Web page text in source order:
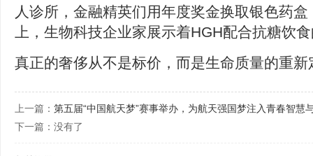
人诊所，金融精英们用年度奖金换取银色药
上，生物科技企业家展示着HGH配合抗糖饮
真正的奢侈从不是标价，而是生命质量的重新
上一篇： 第五届“中国航天梦”赛事举办，为航天强国梦注入青春智慧
下一篇：没有了